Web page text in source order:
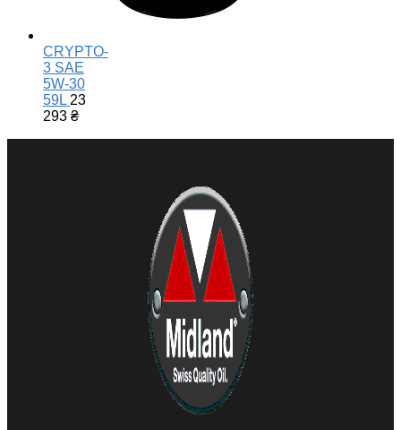
CRYPTO-
3 SAE
5W-30
59L 23
293 ₴